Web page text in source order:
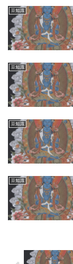
豆知識
豆知識
豆知識
豆知識